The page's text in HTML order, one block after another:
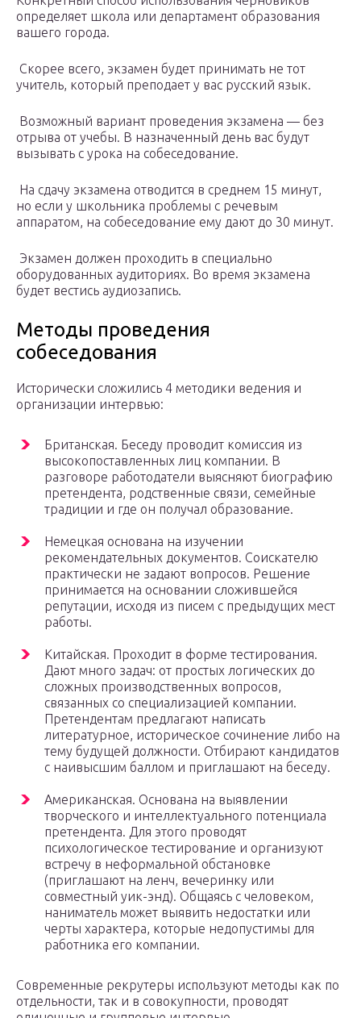
определяет школа или департамент образования
вашего города.
️ Скорее всего, экзамен будет принимать не тот
учитель, который преподает у вас русский язык.
️ Возможный вариант проведения экзамена — без
отрыва от учебы. В назначенный день вас будут
вызывать с урока на собеседование.
️ На сдачу экзамена отводится в среднем 15 минут,
но если у школьника проблемы с речевым
аппаратом, на собеседование ему дают до 30 минут.
️ Экзамен должен проходить в специально
оборудованных аудиториях. Во время экзамена
будет вестись аудиозапись.
Методы проведения
собеседования
Исторически сложились 4 методики ведения и
организации интервью:
Британская. Беседу проводит комиссия из
высокопоставленных лиц компании. В
разговоре работодатели выясняют биографию
претендента, родственные связи, семейные
традиции и где он получал образование.
Немецкая основана на изучении
рекомендательных документов. Соискателю
практически не задают вопросов. Решение
принимается на основании сложившейся
репутации, исходя из писем с предыдущих мест
работы.
Китайская. Проходит в форме тестирования.
Дают много задач: от простых логических до
сложных производственных вопросов,
связанных со специализацией компании.
Претендентам предлагают написать
литературное, историческое сочинение либо на
тему будущей должности. Отбирают кандидатов
с наивысшим баллом и приглашают на беседу.
Американская. Основана на выявлении
творческого и интеллектуального потенциала
претендента. Для этого проводят
психологическое тестирование и организуют
встречу в неформальной обстановке
(приглашают на ленч, вечеринку или
совместный уик-энд). Общаясь с человеком,
наниматель может выявить недостатки или
черты характера, которые недопустимы для
работника его компании.
Современные рекрутеры используют методы как по
отдельности, так и в совокупности, проводят